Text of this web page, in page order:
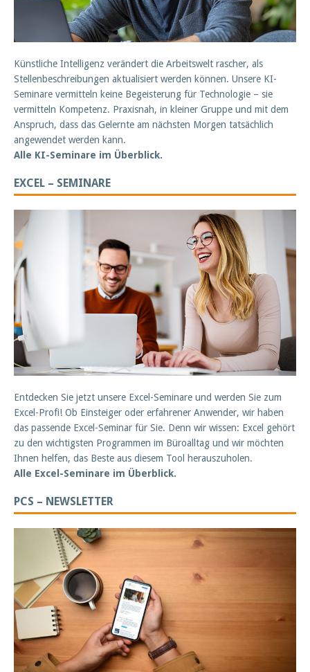
Künstliche Intelligenz verändert die Arbeitswelt rascher, als
Stellenbeschreibungen aktualisiert werden können. Unsere KI-
Seminare vermitteln keine Begeisterung für Technologie – sie
vermitteln Kompetenz. Praxisnah, in kleiner Gruppe und mit dem
Anspruch, dass das Gelernte am nächsten Morgen tatsächlich
angewendet werden kann.
Alle KI-Seminare im Überblick.
EXCEL – SEMINARE
Entdecken Sie jetzt unsere Excel-Seminare und werden Sie zum
Excel-Profi! Ob Einsteiger oder erfahrener Anwender, wir haben
das passende Excel-Seminar für Sie. Denn wir wissen: Excel gehört
zu den wichtigsten Programmen im Büroalltag und wir möchten
Ihnen helfen, das Beste aus diesem Tool herauszuholen.
Alle Excel-Seminare im Überblick.
PCS – NEWSLETTER